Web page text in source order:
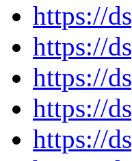
https://
https://
https://
https://
https://